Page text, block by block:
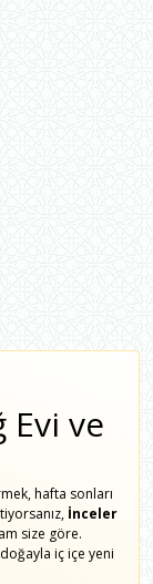
Evi ve
hafta sonları
İnceler
size göre.
iç içe yeni